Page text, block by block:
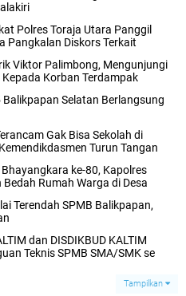
Polres Toraja Utara Panggil
Pangkalan Diskors Terkait
Viktor Palimbong, Mengunjungi
Korban Terdampak
Balikpapan Selatan Berlangsung
Gak Bisa Sekolah di
Turun Tangan
ke-80, Kapolres
Rumah Warga di Desa
Terendah SPMB Balikpapan,
dan DISDIKBUD KALTIM
Teknis SPMB SMA/SMK se
Tampilkan